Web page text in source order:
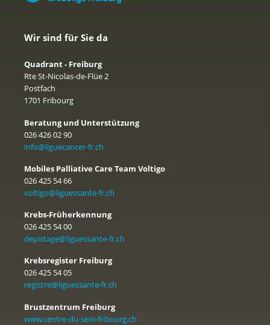
Wir sind für Sie da
Quadrant - Freiburg
Rte St-Nicolas-de-Flüe 2
Postfach
1701 Fribourg
Beratung und Unterstützung
026 426 02 90
info@liguecancer-fr.ch
Mobiles Palliative Care Team Voltigo
026 425 54 66
voltigo@liguessante-fr.ch
Krebs-Früherkennung
026 425 54 00
depistage@liguessante-fr.ch
Krebsregister Freiburg
026 425 54 05
registre@liguessante-fr.ch
Brustzentrum Freiburg
www.centre-du-sein-fribourg.ch